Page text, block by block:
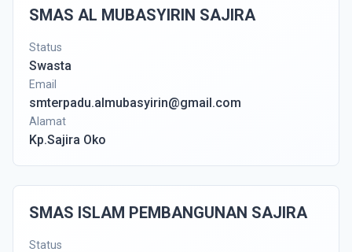
SMAS AL MUBASYIRIN SAJIRA
Status
Swasta
Email
smterpadu.almubasyirin@gmail.com
Alamat
Kp.Sajira Oko
SMAS ISLAM PEMBANGUNAN SAJIRA
Status